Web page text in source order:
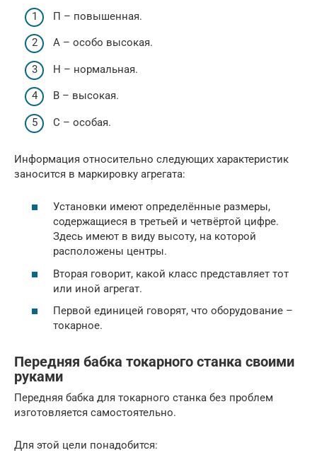
П – повышенная.
А – особо высокая.
Н – нормальная.
В – высокая.
С – особая.
Информация относительно следующих характеристик
заносится в маркировку агрегата:
Установки имеют определённые размеры,
содержащиеся в третьей и четвёртой цифре.
Здесь имеют в виду высоту, на которой
расположены центры.
Вторая говорит, какой класс представляет тот
или иной агрегат.
Первой единицей говорят, что оборудование –
токарное.
Передняя бабка токарного станка своими
руками
Передняя бабка для токарного станка без проблем
изготовляется самостоятельно.
Для этой цели понадобится: